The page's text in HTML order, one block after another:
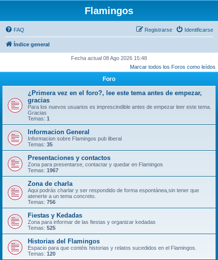
Flamingos
FAQ Identificarse
Registrarse
Índice general
Fecha actual 08 Ago 2026 15:48
Marcar todos los Foros como leídos
Foro
¿Primera vez en el foro?, lee este tema antes de empezar,
gracias
Para los nuevos usuarios es imprescindible antes de empezar leer este tema.
Gracias
Temas: 1
Informacion General
Informacion sobre Flamingos pub liberal
Temas: 35
Presentaciones y contactos
Zona para presentarse, contactar y quedar en Flamingos
Temas: 1967
Zona de charla
Aqui podrás charlar y ser respondido de forma espontánea,sin tener que
atenerte a un tema concreto.
Temas: 756
Fiestas y Kedadas
Zona para informar de las fiestas y organizar kedadas
Temas: 525
Historias del Flamingos
Espacio para que contéis historias y relatos sucedidos en el Flamingos.
Temas: 120